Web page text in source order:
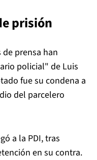
prisión
prensa han
policial" de Luis
fue su condena a
del parcelero
a la PDI, tras
en su contra.